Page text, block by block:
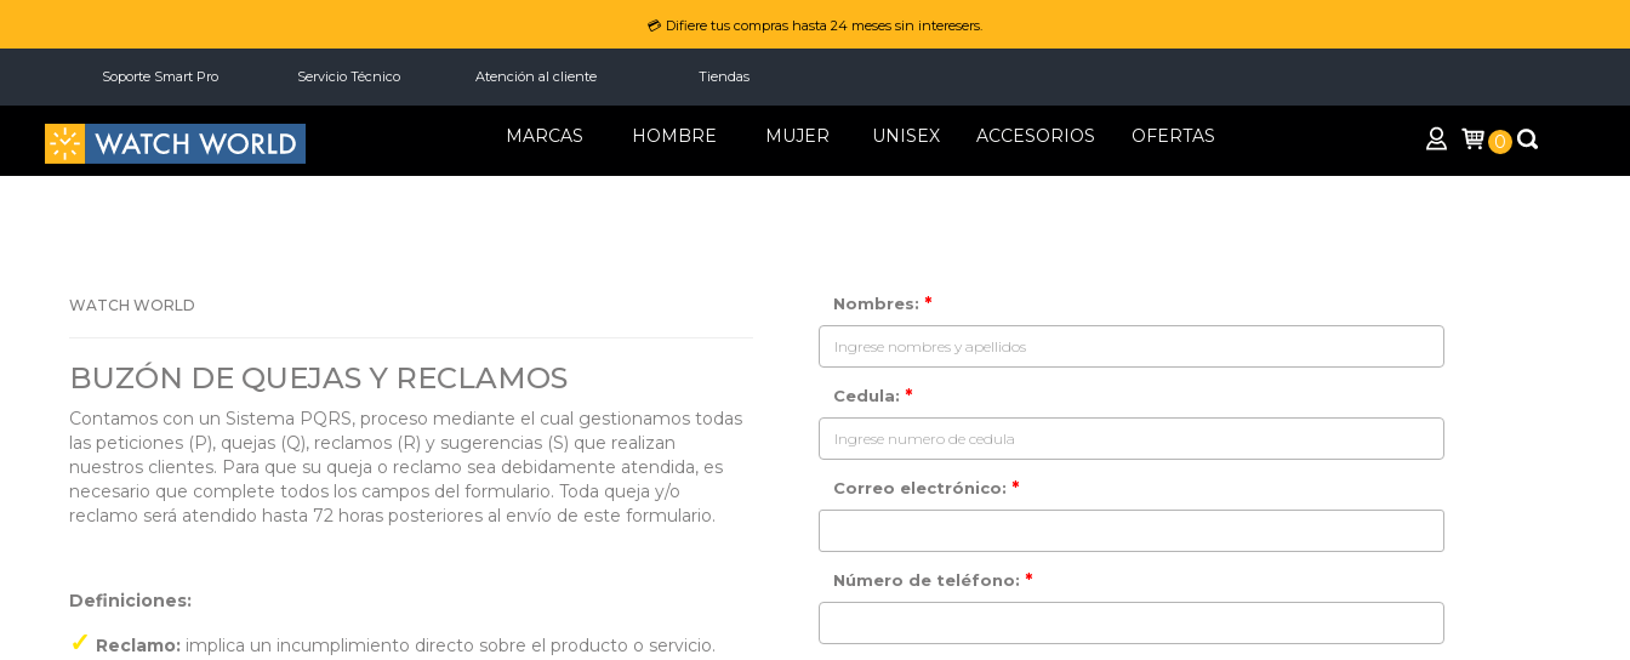
💳 Difiere tus compras hasta 24 meses sin interesers.
Soporte Smart Pro Servicio Técnico Atención al cliente Tiendas
MARCAS HOMBRE MUJER UNISEX ACCESORIOS OFERTAS 0
WATCH WORLD
BUZÓN DE QUEJAS Y RECLAMOS
Contamos con un Sistema PQRS, proceso mediante el cual gestionamos todas
las peticiones (P), quejas (Q), reclamos (R) y sugerencias (S) que realizan
nuestros clientes. Para que su queja o reclamo sea debidamente atendida, es
necesario que complete todos los campos del formulario. Toda queja y/o
reclamo será atendido hasta 72 horas posteriores al envío de este formulario.
Definiciones:
Reclamo: implica un incumplimiento directo sobre el producto o servicio.
Nombres: *
Cedula: *
Correo electrónico: *
Número de teléfono: *